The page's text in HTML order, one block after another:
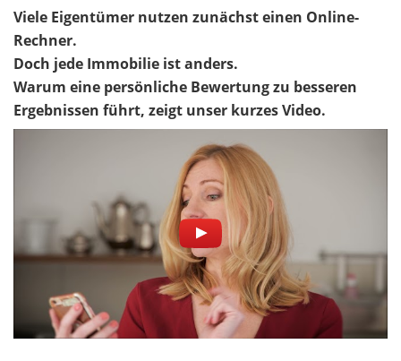
Viele Eigentümer nutzen zunächst einen Online-
Rechner.
Doch jede Immobilie ist anders.
Warum eine persönliche Bewertung zu besseren
Ergebnissen führt, zeigt unser kurzes Video.